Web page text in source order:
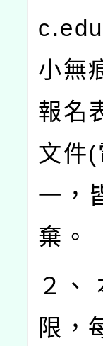
小無
報名
文件
一，
棄。
２、
限，